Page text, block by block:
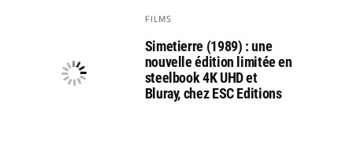
FILMS
Simetierre (1989) : une
nouvelle édition limitée en
steelbook 4K UHD et
Bluray, chez ESC Editions